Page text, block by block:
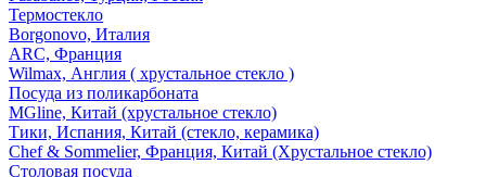
Термостекло
Borgonovo, Италия
ARC, Франция
Wilmax, Англия ( хрустальное стекло )
Посуда из поликарбоната
MGline, Китай (хрустальное стекло)
Тики, Испания, Китай (стекло, керамика)
Chef & Sommelier, Франция, Китай (Хрустальное стекло)
Столовая посуда